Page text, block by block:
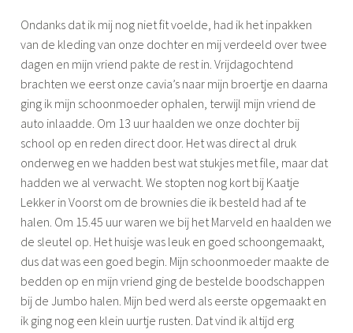
m
o
n
e
Ondanks dat ik mij nog niet fit voelde, had ik het inpakken
van de kleding van onze dochter en mij verdeeld over twee
dagen en mijn vriend pakte de rest in. Vrijdagochtend
brachten we eerst onze cavia’s naar mijn broertje en daarna
ging ik mijn schoonmoeder ophalen, terwijl mijn vriend de
auto inlaadde. Om 13 uur haalden we onze dochter bij
school op en reden direct door. Het was direct al druk
onderweg en we hadden best wat stukjes met file, maar dat
hadden we al verwacht. We stopten nog kort bij Kaatje
Lekker in Voorst om de brownies die ik besteld had af te
halen. Om 15.45 uur waren we bij het Marveld en haalden we
de sleutel op. Het huisje was leuk en goed schoongemaakt,
dus dat was een goed begin. Mijn schoonmoeder maakte de
bedden op en mijn vriend ging de bestelde boodschappen
bij de Jumbo halen. Mijn bed werd als eerste opgemaakt en
ik ging nog een klein uurtje rusten. Dat vind ik altijd erg